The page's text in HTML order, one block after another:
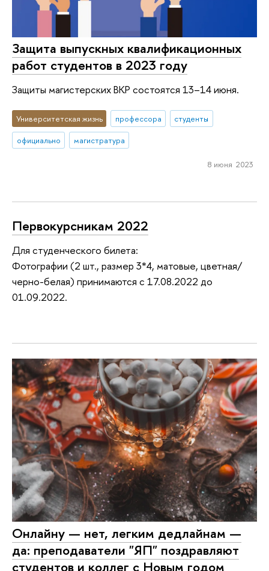
Защита выпускных квалификационных
работ студентов в 2023 году
Защиты магистерских ВКР состоятся 13–14 июня.
Университетская жизнь профессора
студенты
официально
магистратура
8 июня 2023
Первокурсникам 2022
Для студенческого билета:
Фотографии (2 шт., размер 3*4, матовые, цветная/
черно-белая) принимаются с 17.08.2022 до
01.09.2022.
Онлайну — нет, легким дедлайнам —
да: преподаватели "ЯП" поздравляют
студентов и коллег с Новым годом